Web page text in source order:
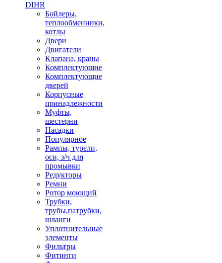
DIHR
Бойлеры,
теплообменники,
котлы
Двери
Двигатели
Клапана, краны
Комплектующие
Комплектующие
дверей
Корпусные
принадлежности
Муфты,
шестерни
Насадки
Популярное
Рампы, турели,
оси, з/ч для
промывки
Редукторы
Ремни
Ротор моющий
Трубки,
трубы,патрубки,
шланги
Уплотнительные
элементы
Фильтры
Фитинги